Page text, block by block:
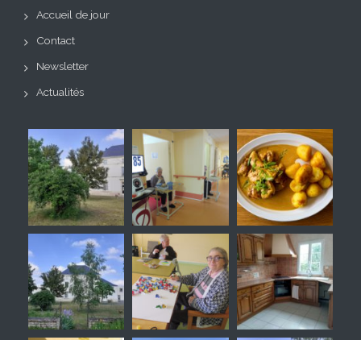
Accueil de jour
Contact
Newsletter
Actualités